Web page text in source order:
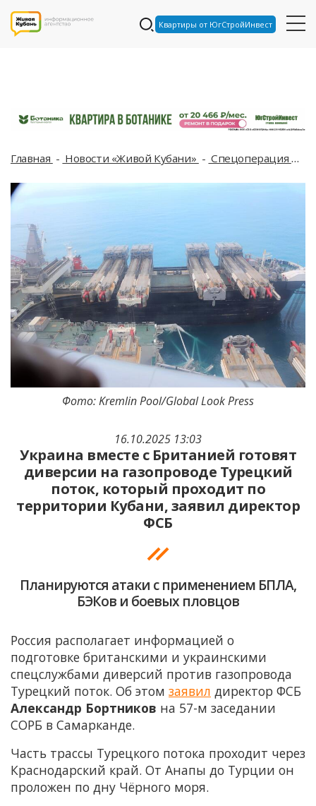
Квартиры от ЮгСтройИнвест
Главная Новости «Живой Кубани» Спецоперация
16.10.2025 13:03
Украина вместе с Британией готовят
диверсии на газопроводе Турецкий
поток, который проходит по
территории Кубани, заявил директор
ФСБ
Планируются атаки с применением БПЛА,
БЭКов и боевых пловцов
Фото: Kremlin Pool/Global Look Press
Россия располагает информацией о
подготовке британскими и украинскими
спецслужбами диверсий против газопровода
Турецкий поток. Об этом заявил директор ФСБ
Александр Бортников на 57-м заседании
СОРБ в Самарканде.
Часть трассы Турецкого потока проходит через
Краснодарский край. От Анапы до Турции он
проложен по дну Чёрного моря.